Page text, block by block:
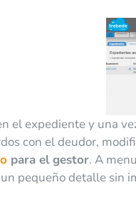
el expediente y una
con el deudor,
para el gestor. A
pequeño detalle sin